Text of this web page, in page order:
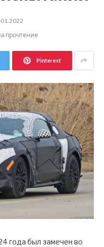
прочтение
Pinterest
года был замечен во